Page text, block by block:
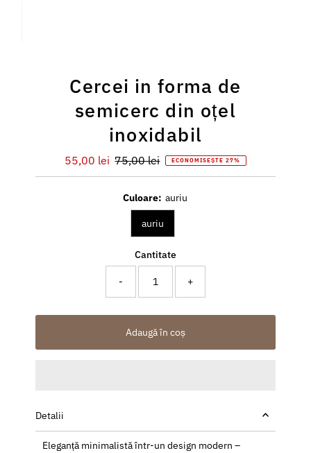
Cercei in forma de
semicerc din oțel
inoxidabil
Preț
redus
55,00 lei Preț
întreg
75,00 lei ECONOMISEȘTE 27%
Culoare: auriu
auriu
Cantitate
- +
Adaugă în coș
Detalii
Eleganță minimalistă într-un design modern –